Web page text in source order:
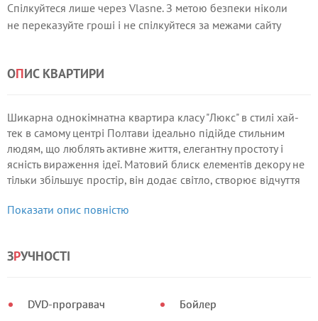
Спілкуйтеся лише через Vlasne. З метою безпеки ніколи
не переказуйте гроші і не спілкуйтеся за межами сайту
ОПИС КВАРТИРИ
Шикарна однокімнатна квартира класу "Люкс" в стилі хай-
тек в самому центрі Полтави ідеально підійде стильним
людям, що люблять активне життя, елегантну простоту і
ясність вираження ідеї. Матовий блиск елементів декору не
тільки збільшує простір, він додає світло, створює відчуття
Показати опис повністю
ЗРУЧНОСТІ
DVD-програвач
Бойлер